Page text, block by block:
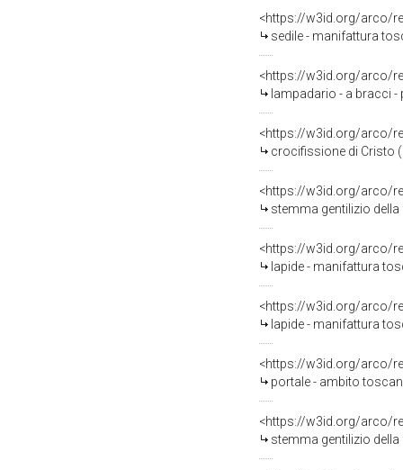
<https://w3id.org/arco/
sedile - manifattura
<https://w3id.org/arco/
lampadario - a bracci
<https://w3id.org/arco/
crocifissione di Cristo
<https://w3id.org/arco/
stemma gentilizio
<https://w3id.org/arco/
lapide - manifattura
<https://w3id.org/arco/
lapide - manifattura
<https://w3id.org/arco/
portale - ambito
<https://w3id.org/arco/
stemma gentilizio